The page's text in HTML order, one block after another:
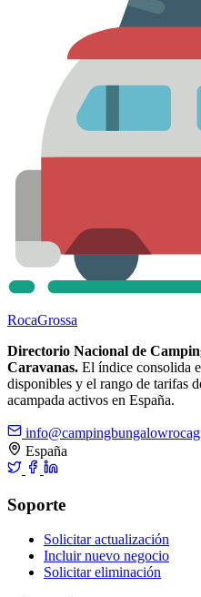
RocaGrossa
Directorio Nacional de
Caravanas. El índice consolida
disponibles y el rango de tarifas
acampada activos en España.
España
Soporte
Solicitar actualización
Incluir nuevo negocio
Solicitar eliminación